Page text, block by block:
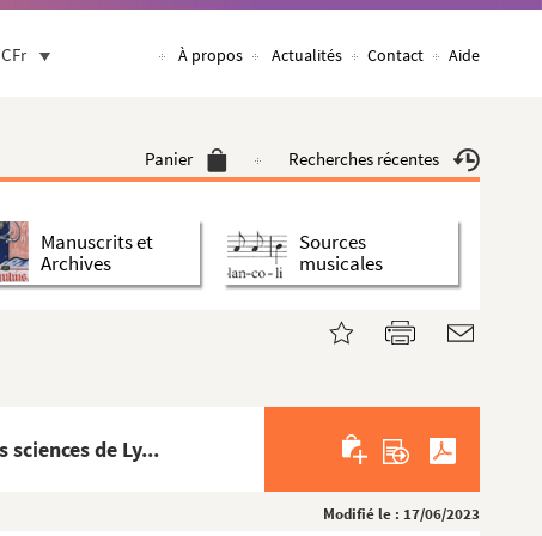
À propos Actualités Contact Aide
Panier Recherches récentes
Manuscrits et
Archives
Sources
musicales
de Ly...
Modifié le : 17/06/2023